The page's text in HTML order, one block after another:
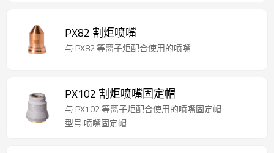
PX82 割炬喷嘴
与 PX82 等离子炬配合使用的喷嘴
PX102 割炬喷嘴固定帽
与 PX102 等离子炬配合使用的喷嘴固定帽
型号:喷嘴固定帽